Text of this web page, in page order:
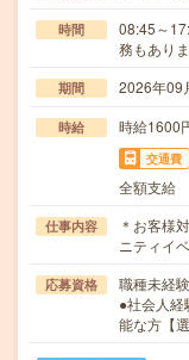
時間
08:45～
務もあり
期間 2026年09
時給 時給1600
交通費
全額支給
仕事内容
＊お客様
ニティイ
応募資格
職種未経
●社会人
能な方【